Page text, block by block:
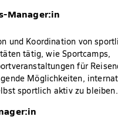
Manager:in
und Koordination von
tätig, wie Sportcamps,
für
Möglichkeiten,
sportlich aktiv zu bleiben.